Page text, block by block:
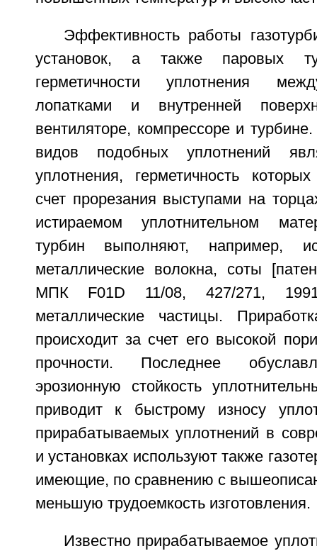
Эффективность работы
установок, а также паровых
герметичности уплотнения
лопатками и внутренней
вентиляторе, компрессоре и
видов подобных уплотнений
уплотнения, герметичность
счет прорезания выступами на
истираемом уплотнительном
турбин выполняют, например,
металлические волокна, соты
МПК F01D 11/08, 427/271,
металлические частицы.
происходит за счет его высокой
прочности. Последнее
эрозионную стойкость
приводит к быстрому износу
прирабатываемых уплотнений в
и установках используют также
имеющие, по сравнению с
меньшую трудоемкость изготовления.
Известно прирабатываемое